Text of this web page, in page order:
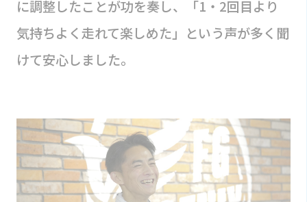
に調整したことが功を奏し、「1・2回目より
気持ちよく走れて楽しめた」という声が多く聞
けて安心しました。